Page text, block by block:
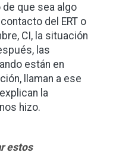
que sea algo
del ERT o
CI, la situación
las
están en
llaman a ese
la
hizo.
estos